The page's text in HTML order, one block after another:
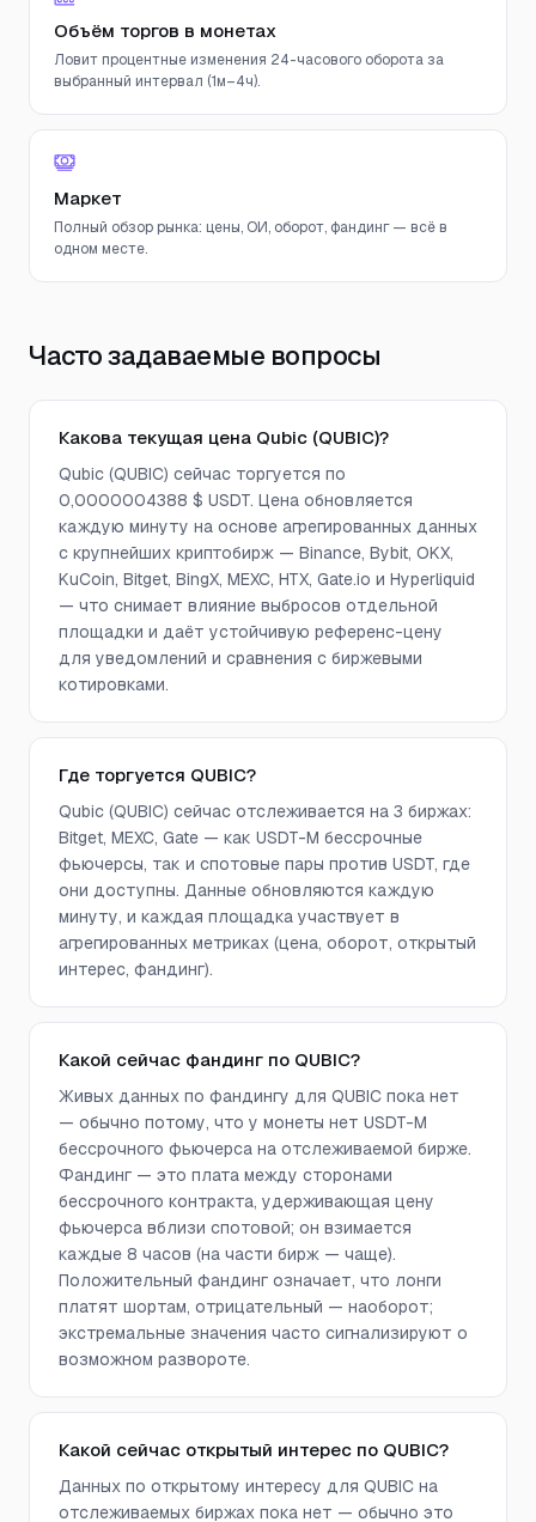
Объём торгов в монетах
Ловит процентные изменения 24-часового оборота за
выбранный интервал (1м–4ч).
Маркет
Полный обзор рынка: цены, ОИ, оборот, фандинг — всё в
одном месте.
Часто задаваемые вопросы
Какова текущая цена Qubic (QUBIC)?
Qubic (QUBIC) сейчас торгуется по
0,0000004388 $ USDT. Цена обновляется
каждую минуту на основе агрегированных данных
с крупнейших криптобирж — Binance, Bybit, OKX,
KuCoin, Bitget, BingX, MEXC, HTX, Gate.io и Hyperliquid
— что снимает влияние выбросов отдельной
площадки и даёт устойчивую референс-цену
для уведомлений и сравнения с биржевыми
котировками.
Где торгуется QUBIC?
Qubic (QUBIC) сейчас отслеживается на 3 биржах:
Bitget, MEXC, Gate — как USDT-M бессрочные
фьючерсы, так и спотовые пары против USDT, где
они доступны. Данные обновляются каждую
минуту, и каждая площадка участвует в
агрегированных метриках (цена, оборот, открытый
интерес, фандинг).
Какой сейчас фандинг по QUBIC?
Живых данных по фандингу для QUBIC пока нет
— обычно потому, что у монеты нет USDT-M
бессрочного фьючерса на отслеживаемой бирже.
Фандинг — это плата между сторонами
бессрочного контракта, удерживающая цену
фьючерса вблизи спотовой; он взимается
каждые 8 часов (на части бирж — чаще).
Положительный фандинг означает, что лонги
платят шортам, отрицательный — наоборот;
экстремальные значения часто сигнализируют о
возможном развороте.
Какой сейчас открытый интерес по QUBIC?
Данных по открытому интересу для QUBIC на
отслеживаемых биржах пока нет — обычно это